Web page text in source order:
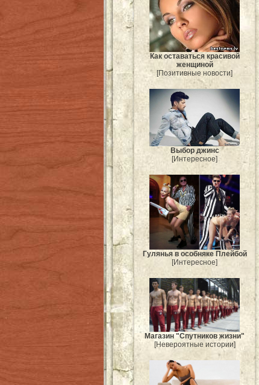
Как оставаться красивой
женщиной
[Позитивные новости]
Выбор джинс
[Интересное]
Гулянья в особняке Плейбой
[Интересное]
Магазин "Спутников жизни"
[Невероятные истории]